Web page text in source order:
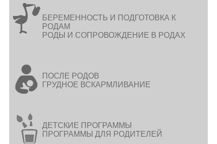
БЕРЕМЕННОСТЬ И ПОДГОТОВКА К
РОДАМ
РОДЫ И СОПРОВОЖДЕНИЕ В РОДАХ
ПОСЛЕ РОДОВ
ГРУДНОЕ ВСКАРМЛИВАНИЕ
ДЕТСКИЕ ПРОГРАММЫ
ПРОГРАММЫ ДЛЯ РОДИТЕЛЕЙ